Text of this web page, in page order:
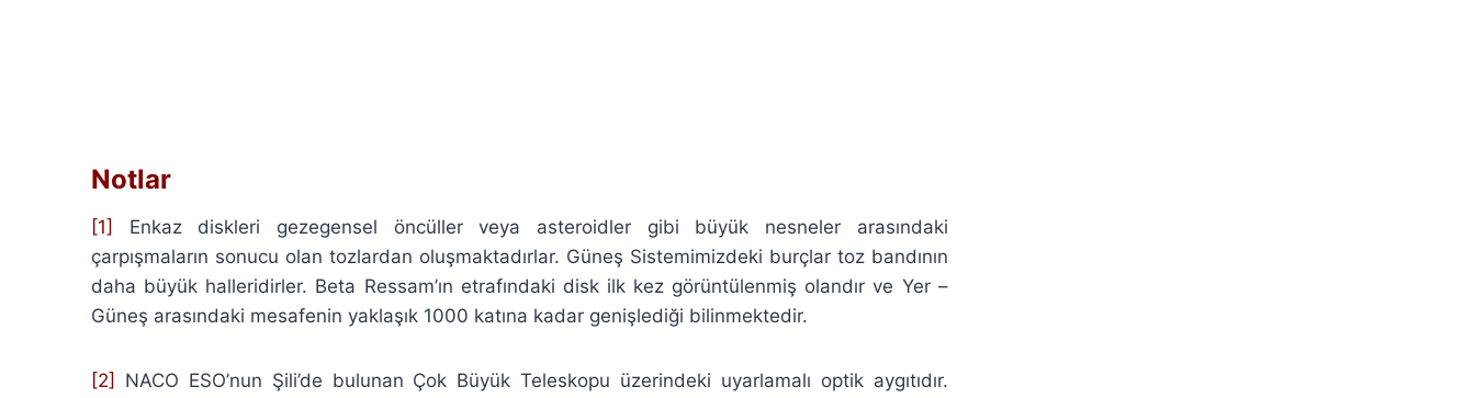
Notlar
[1]
Enkaz diskleri gezegensel öncüller veya asteroidler gibi büyük nesneler arasındaki
çarpışmaların sonucu olan tozlardan oluşmaktadırlar. Güneş Sistemimizdeki burçlar toz bandının
daha büyük halleridirler. Beta Ressam’ın etrafındaki disk ilk kez görüntülenmiş olandır ve Yer –
Güneş arasındaki mesafenin yaklaşık 1000 katına kadar genişlediği bilinmektedir.
[2]
NACO ESO’nun Şili’de bulunan Çok Büyük Teleskopu üzerindeki uyarlamalı optik aygıtıdır.